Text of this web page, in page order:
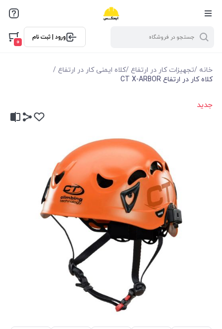
ورود | ثبت نام
0
خانه /تجهیزات کار در ارتفاع /کلاه ایمنی کار در ارتفاع /
کلاه کار در ارتفاع CT X-ARBOR
جدید